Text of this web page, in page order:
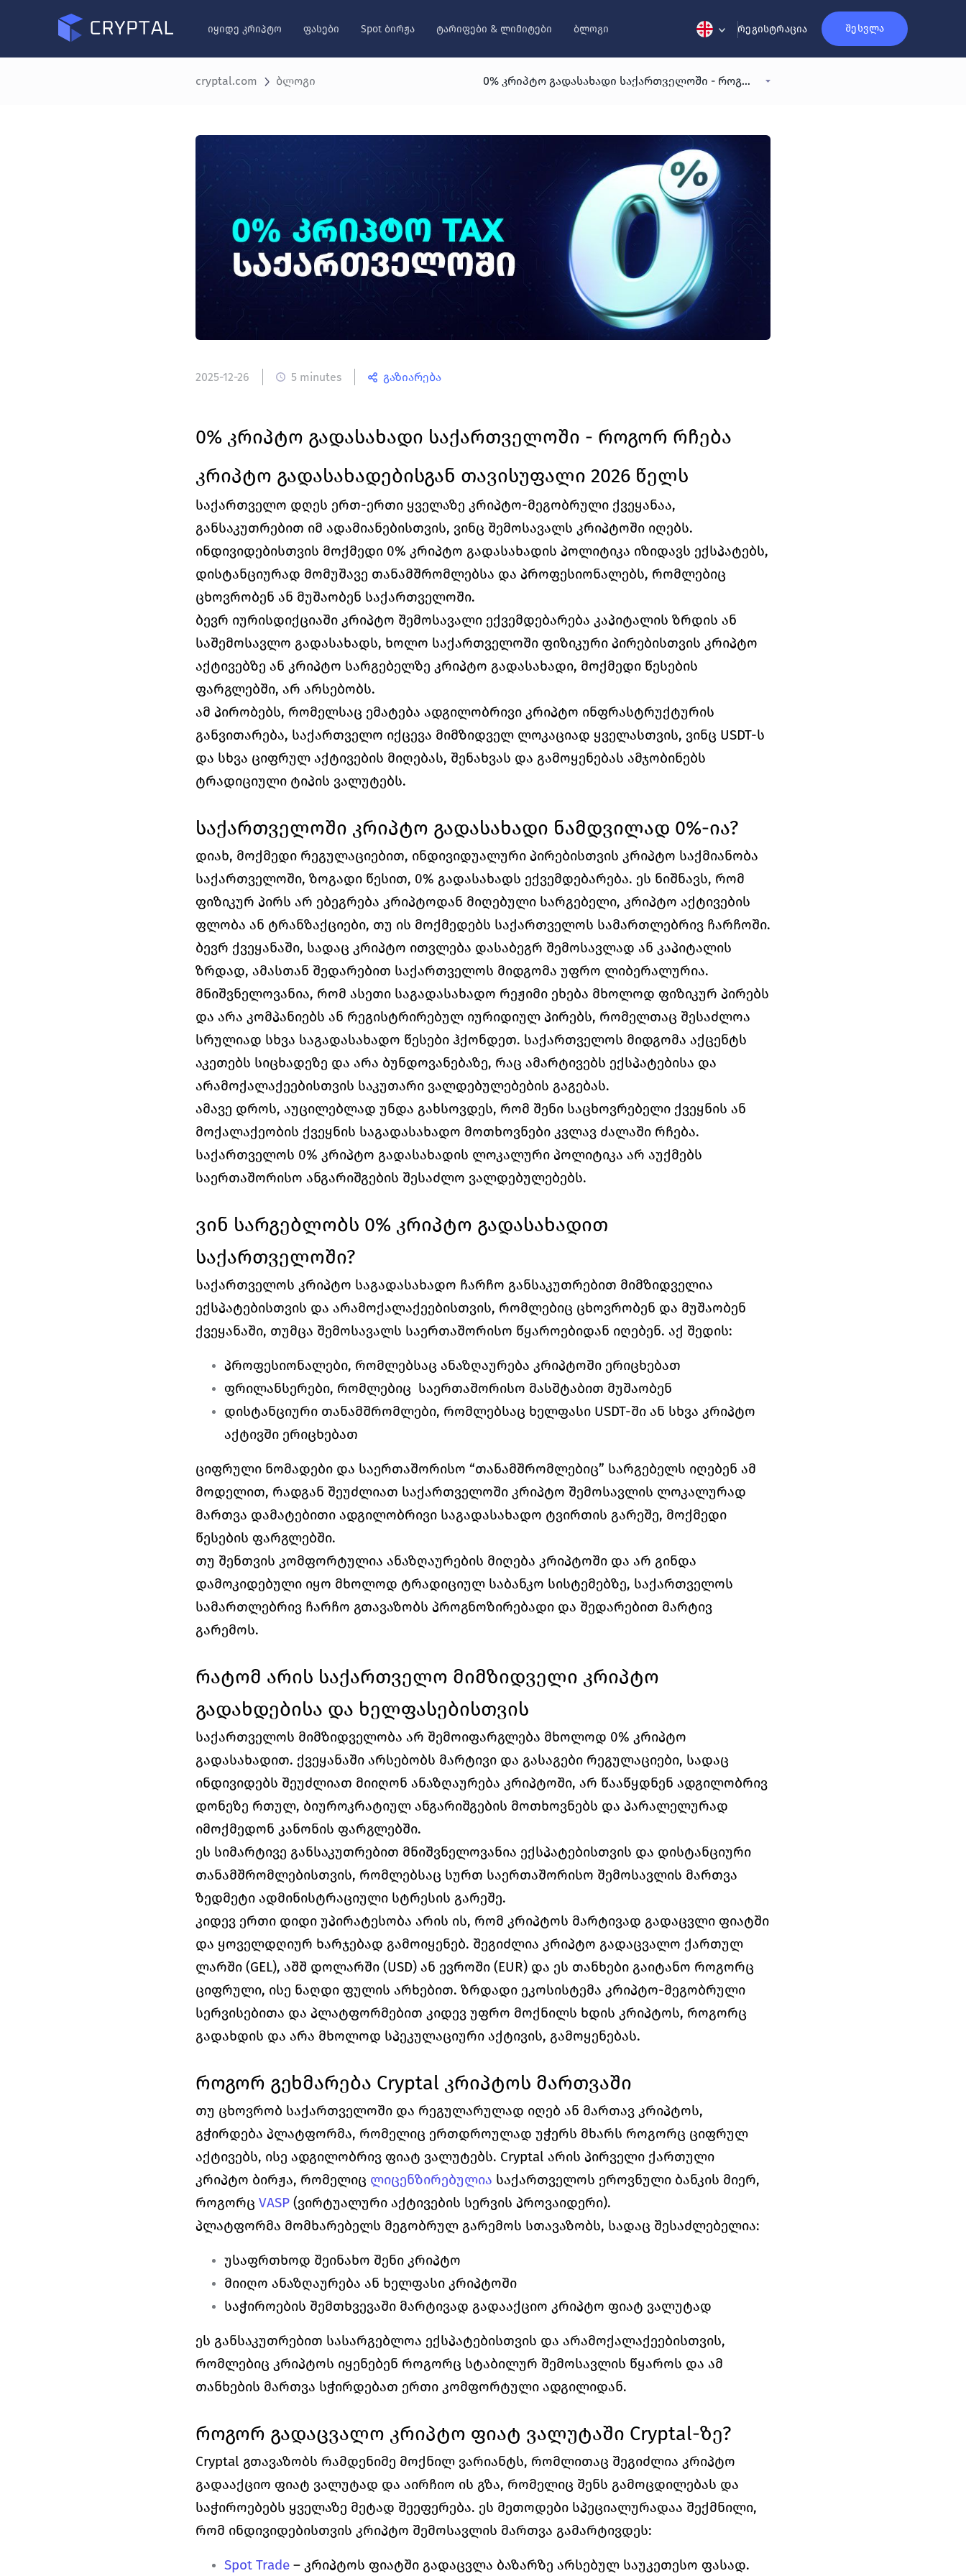
იყიდე კრიპტო ფასები Spot ბირჟა ტარიფები & ლიმიტები ბლოგი რეგისტრაცია შესვლა
cryptal.com ბლოგი 0% კრიპტო გადასახადი საქართველოში - როგორ რჩება კრიპტო გადასახადებისგან თავისუფალი 2026 წელს
2025-12-26 5 minutes გაზიარება
0% კრიპტო გადასახადი საქართველოში - როგორ რჩება
კრიპტო გადასახადებისგან თავისუფალი 2026 წელს
საქართველო დღეს ერთ-ერთი ყველაზე კრიპტო-მეგობრული ქვეყანაა,
განსაკუთრებით იმ ადამიანებისთვის, ვინც შემოსავალს კრიპტოში იღებს.
ინდივიდებისთვის მოქმედი 0% კრიპტო გადასახადის პოლიტიკა იზიდავს ექსპატებს,
დისტანციურად მომუშავე თანამშრომლებსა და პროფესიონალებს, რომლებიც
ცხოვრობენ ან მუშაობენ საქართველოში.
ბევრ იურისდიქციაში კრიპტო შემოსავალი ექვემდებარება კაპიტალის ზრდის ან
საშემოსავლო გადასახადს, ხოლო საქართველოში ფიზიკური პირებისთვის კრიპტო
აქტივებზე ან კრიპტო სარგებელზე კრიპტო გადასახადი, მოქმედი წესების
ფარგლებში, არ არსებობს.
ამ პირობებს, რომელსაც ემატება ადგილობრივი კრიპტო ინფრასტრუქტურის
განვითარება, საქართველო იქცევა მიმზიდველ ლოკაციად ყველასთვის, ვინც USDT-ს
და სხვა ციფრულ აქტივების მიღებას, შენახვას და გამოყენებას ამჯობინებს
ტრადიციული ტიპის ვალუტებს.
საქართველოში კრიპტო გადასახადი ნამდვილად 0%-ია?
დიახ, მოქმედი რეგულაციებით, ინდივიდუალური პირებისთვის კრიპტო საქმიანობა
საქართველოში, ზოგადი წესით, 0% გადასახადს ექვემდებარება. ეს ნიშნავს, რომ
ფიზიკურ პირს არ ებეგრება კრიპტოდან მიღებული სარგებელი, კრიპტო აქტივების
ფლობა ან ტრანზაქციები, თუ ის მოქმედებს საქართველოს სამართლებრივ ჩარჩოში.
ბევრ ქვეყანაში, სადაც კრიპტო ითვლება დასაბეგრ შემოსავლად ან კაპიტალის
ზრდად, ამასთან შედარებით საქართველოს მიდგომა უფრო ლიბერალურია.
მნიშვნელოვანია, რომ ასეთი საგადასახადო რეჟიმი ეხება მხოლოდ ფიზიკურ პირებს
და არა კომპანიებს ან რეგისტრირებულ იურიდიულ პირებს, რომელთაც შესაძლოა
სრულიად სხვა საგადასახადო წესები ჰქონდეთ. საქართველოს მიდგომა აქცენტს
აკეთებს სიცხადეზე და არა ბუნდოვანებაზე, რაც ამარტივებს ექსპატებისა და
არამოქალაქეებისთვის საკუთარი ვალდებულებების გაგებას.
ამავე დროს, აუცილებლად უნდა გახსოვდეს, რომ შენი საცხოვრებელი ქვეყნის ან
მოქალაქეობის ქვეყნის საგადასახადო მოთხოვნები კვლავ ძალაში რჩება.
საქართველოს 0% კრიპტო გადასახადის ლოკალური პოლიტიკა არ აუქმებს
საერთაშორისო ანგარიშგების შესაძლო ვალდებულებებს.
ვინ სარგებლობს 0% კრიპტო გადასახადით
საქართველოში?
საქართველოს კრიპტო საგადასახადო ჩარჩო განსაკუთრებით მიმზიდველია
ექსპატებისთვის და არამოქალაქეებისთვის, რომლებიც ცხოვრობენ და მუშაობენ
ქვეყანაში, თუმცა შემოსავალს საერთაშორისო წყაროებიდან იღებენ. აქ შედის:
პროფესიონალები, რომლებსაც ანაზღაურება კრიპტოში ერიცხებათ
ფრილანსერები, რომლებიც  საერთაშორისო მასშტაბით მუშაობენ
დისტანციური თანამშრომლები, რომლებსაც ხელფასი USDT-ში ან სხვა კრიპტო
აქტივში ერიცხებათ
ციფრული ნომადები და საერთაშორისო “თანამშრომლებიც” სარგებელს იღებენ ამ
მოდელით, რადგან შეუძლიათ საქართველოში კრიპტო შემოსავლის ლოკალურად
მართვა დამატებითი ადგილობრივი საგადასახადო ტვირთის გარეშე, მოქმედი
წესების ფარგლებში.
თუ შენთვის კომფორტულია ანაზღაურების მიღება კრიპტოში და არ გინდა
დამოკიდებული იყო მხოლოდ ტრადიციულ საბანკო სისტემებზე, საქართველოს
სამართლებრივ ჩარჩო გთავაზობს პროგნოზირებადი და შედარებით მარტივ
გარემოს.
რატომ არის საქართველო მიმზიდველი კრიპტო
გადახდებისა და ხელფასებისთვის
საქართველოს მიმზიდველობა არ შემოიფარგლება მხოლოდ 0% კრიპტო
გადასახადით. ქვეყანაში არსებობს მარტივი და გასაგები რეგულაციები, სადაც
ინდივიდებს შეუძლიათ მიიღონ ანაზღაურება კრიპტოში, არ წააწყდნენ ადგილობრივ
დონეზე რთულ, ბიუროკრატიულ ანგარიშგების მოთხოვნებს და პარალელურად
იმოქმედონ კანონის ფარგლებში.
ეს სიმარტივე განსაკუთრებით მნიშვნელოვანია ექსპატებისთვის და დისტანციური
თანამშრომლებისთვის, რომლებსაც სურთ საერთაშორისო შემოსავლის მართვა
ზედმეტი ადმინისტრაციული სტრესის გარეშე.
კიდევ ერთი დიდი უპირატესობა არის ის, რომ კრიპტოს მარტივად გადაცვლი ფიატში
და ყოველდღიურ ხარჯებად გამოიყენებ. შეგიძლია კრიპტო გადაცვალო ქართულ
ლარში (GEL), აშშ დოლარში (USD) ან ევროში (EUR) და ეს თანხები გაიტანო როგორც
ციფრული, ისე ნაღდი ფულის არხებით. ზრდადი ეკოსისტემა კრიპტო-მეგობრული
სერვისებითა და პლატფორმებით კიდევ უფრო მოქნილს ხდის კრიპტოს, როგორც
გადახდის და არა მხოლოდ სპეკულაციური აქტივის, გამოყენებას.
როგორ გეხმარება Cryptal კრიპტოს მართვაში
თუ ცხოვრობ საქართველოში და რეგულარულად იღებ ან მართავ კრიპტოს,
გჭირდება პლატფორმა, რომელიც ერთდროულად უჭერს მხარს როგორც ციფრულ
აქტივებს, ისე ადგილობრივ ფიატ ვალუტებს. Cryptal არის პირველი ქართული
კრიპტო ბირჟა, რომელიც ლიცენზირებულია საქართველოს ეროვნული ბანკის მიერ,
როგორც VASP (ვირტუალური აქტივების სერვის პროვაიდერი).
პლატფორმა მომხარებელს მეგობრულ გარემოს სთავაზობს, სადაც შესაძლებელია:
უსაფრთხოდ შეინახო შენი კრიპტო
მიიღო ანაზღაურება ან ხელფასი კრიპტოში
საჭიროების შემთხვევაში მარტივად გადააქციო კრიპტო ფიატ ვალუტად
ეს განსაკუთრებით სასარგებლოა ექსპატებისთვის და არამოქალაქეებისთვის,
რომლებიც კრიპტოს იყენებენ როგორც სტაბილურ შემოსავლის წყაროს და ამ
თანხების მართვა სჭირდებათ ერთი კომფორტული ადგილიდან.
როგორ გადაცვალო კრიპტო ფიატ ვალუტაში Cryptal-ზე?
Cryptal გთავაზობს რამდენიმე მოქნილ ვარიანტს, რომლითაც შეგიძლია კრიპტო
გადააქციო ფიატ ვალუტად და აირჩიო ის გზა, რომელიც შენს გამოცდილებას და
საჭიროებებს ყველაზე მეტად შეეფერება. ეს მეთოდები სპეციალურადაა შექმნილი,
რომ ინდივიდებისთვის კრიპტო შემოსავლის მართვა გამარტივდეს:
Spot Trade – კრიპტოს ფიატში გადაცვლა ბაზარზე არსებულ საუკეთესო ფასად.